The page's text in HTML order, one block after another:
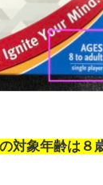
対象年齢は８